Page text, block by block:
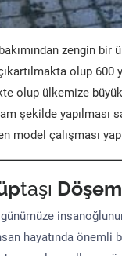
zengin bir
olup
olup ülkemize
şekilde yapılması
model çalışması
taşı
hayatında